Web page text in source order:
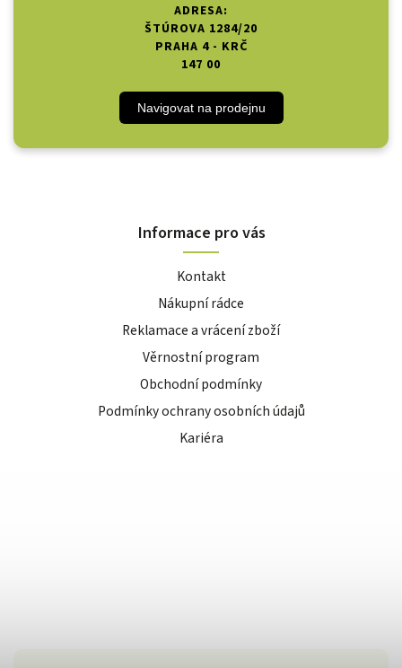
ADRESA:
ŠTÚROVA 1284/20
PRAHA 4 - KRČ
147 00
Navigovat na prodejnu
Informace pro vás
Kontakt
Nákupní rádce
Reklamace a vrácení zboží
Věrnostní program
Obchodní podmínky
Podmínky ochrany osobních údajů
Kariéra